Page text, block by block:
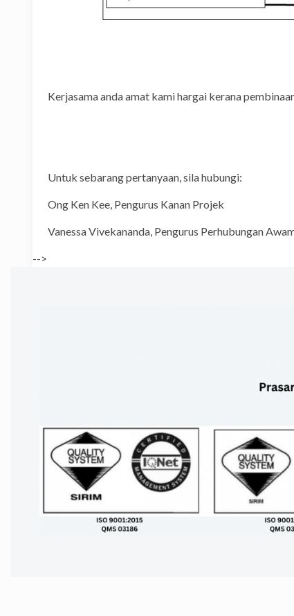
Kerjasama anda amat kami hargai kerana
Untuk sebarang pertanyaan, sila hubungi:
Ong Ken Kee, Pengurus
Vanessa Vivekananda, Pengurus
-->